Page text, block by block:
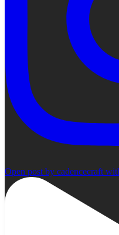
Open post by cadencecraft